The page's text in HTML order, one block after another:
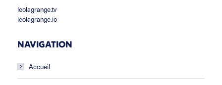
leolagrange.tv
leolagrange.io
NAVIGATION
Accueil